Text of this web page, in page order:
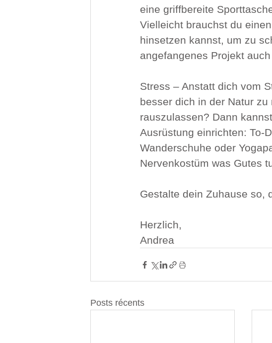
eine griffbereite
Vielleicht brauchst du
hinsetzen kannst, um zu
angefangenes Projekt
Stress – Anstatt dich vom
besser dich in der Natur
rauszulassen? Dann
Ausrüstung einrichten: To-
Wanderschuhe oder
Nervenkostüm was Gutes
Gestalte dein Zuhause so,
Herzlich,
Andrea
Posts récents